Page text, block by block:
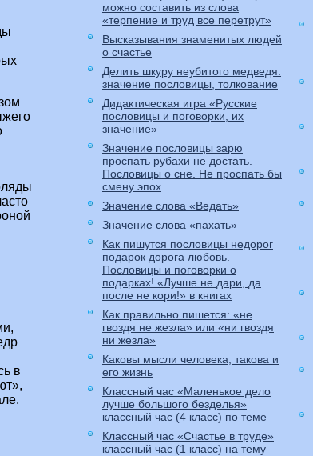
в
можно составить из слова
«терпение и труд все перетрут»
Высказывания знаменитых людей
о счастье
Делить шкуру неубитого медведя:
значение пословицы, толкование
Дидактическая игра «Русские
пословицы и поговорки, их
значение»
Значение пословицы зарю
проспать рубахи не достать.
Пословицы о сне. Не проспать бы
смену эпох
Значение слова «Ведать»
Значение слова «пахать»
Как пишутся пословицы недорог
подарок дорога любовь.
Пословицы и поговорки о
подарках! «Лучше не дари, да
после не кори!» в книгах
Как правильно пишется: «не
гвоздя не жезла» или «ни гвоздя
ни жезла»
Каковы мысли человека, такова и
его жизнь
Классный час «Маленькое дело
лучше большого безделья»
классный час (4 класс) по теме
Классный час «Счастье в труде»
классный час (1 класс) на тему